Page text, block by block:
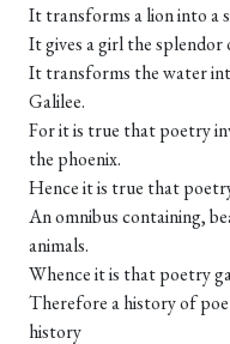
It transforms a lion into a
It gives a girl the splendor
It transforms the water
Galilee.
For it is true that poetry
the phoenix.
Hence it is true that
An omnibus containing,
animals.
Whence it is that poetry
Therefore a history of
history